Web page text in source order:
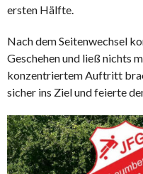
ersten Hälfte.
Nach dem Seitenwechsel
Geschehen und ließ nichts
konzentriertem Auftritt
sicher ins Ziel und feierte